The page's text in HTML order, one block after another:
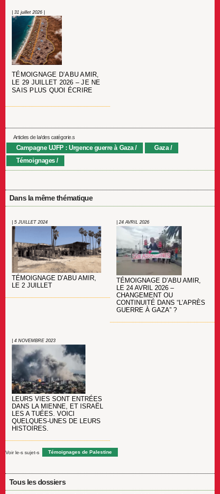
| 31 juillet 2026 |
TÉMOIGNAGE D’ABU AMIR,
LE 29 JUILLET 2026 – JE NE
SAIS PLUS QUOI ÉCRIRE
Articles de la/des catégorie.s
Campagne UJFP : Urgence guerre à Gaza
Gaza
Témoignages
Dans la même thématique
| 5 JUILLET 2024
TÉMOIGNAGE D’ABU AMIR,
LE 2 JUILLET
| 24 AVRIL 2026
TÉMOIGNAGE D’ABU AMIR,
LE 24 AVRIL 2026 –
CHANGEMENT OU
CONTINUITÉ DANS “L’APRÈS
GUERRE À GAZA” ?
| 4 NOVEMBRE 2023
LEURS VIES SONT ENTRÉES
DANS LA MIENNE, ET ISRAËL
LES A TUÉES. VOICI
QUELQUES-UNES DE LEURS
HISTOIRES.
Voir le-s sujet-s Témoignages de Palestine
Tous les dossiers